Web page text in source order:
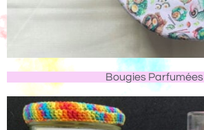
Bougies Parfumées